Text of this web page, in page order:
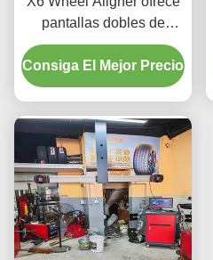
pantallas dobles de
imagen 3D inteligentes y
seguimiento en tiempo
real para mejorar la
del vehículo
Consiga El Mejor Precio